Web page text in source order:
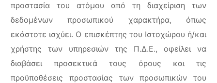
προστασία του ατόμου από τη διαχείριση των
δεδομένων προσωπικού χαρακτήρα, όπως
εκάστοτε ισχύει. Ο επισκέπτης του Ιστοχώρου ή/και
χρήστης των υπηρεσιών της Π.Δ.Ε., οφείλει να
διαβάσει προσεκτικά τους όρους και τις
προϋποθέσεις προστασίας των προσωπικών του